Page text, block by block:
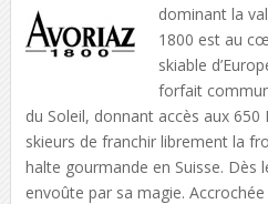
dominant la
1800 est au
skiable
forfait
du Soleil, donnant accès aux
skieurs de franchir librement la
halte gourmande en Suisse. Dès
envoûte par sa magie.